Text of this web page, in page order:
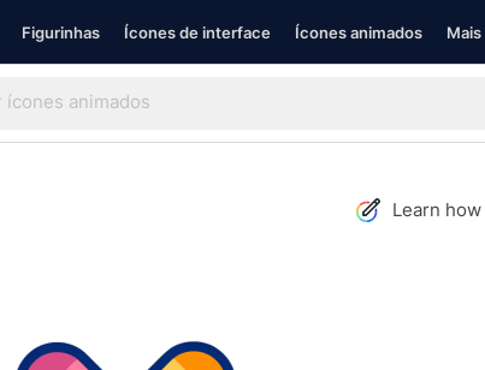
Figurinhas Ícones de interface Ícones animados Mais
Learn how